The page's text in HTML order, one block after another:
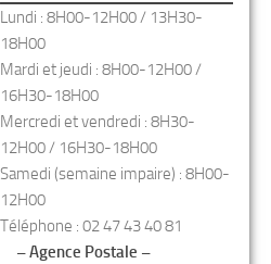
Lundi : 8H00-12H00 / 13H30-
18H00
Mardi et jeudi : 8H00-12H00 /
16H30-18H00
Mercredi et vendredi : 8H30-
12H00 / 16H30-18H00
Samedi (semaine impaire) : 8H00-
12H00
Téléphone : 02 47 43 40 81
– Agence Postale –